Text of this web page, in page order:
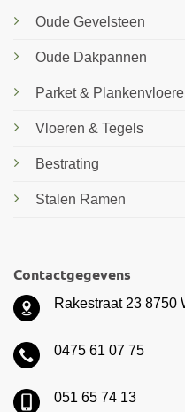
Oude Gevelsteen
Oude Dakpannen
Parket &
Vloeren & Tegels
Bestrating
Stalen Ramen
Contactgegevens
Rakestraat 23 8750
0475 61 07 75
051 65 74 13